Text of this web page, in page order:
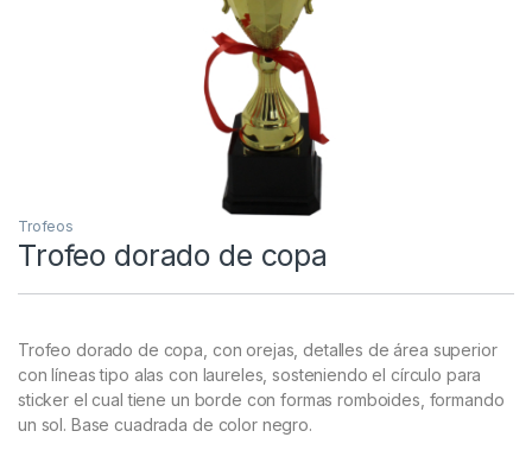
Trofeos
Trofeo dorado de copa
Trofeo dorado de copa, con orejas, detalles de área superior
con líneas tipo alas con laureles, sosteniendo el círculo para
sticker el cual tiene un borde con formas romboides, formando
un sol. Base cuadrada de color negro.